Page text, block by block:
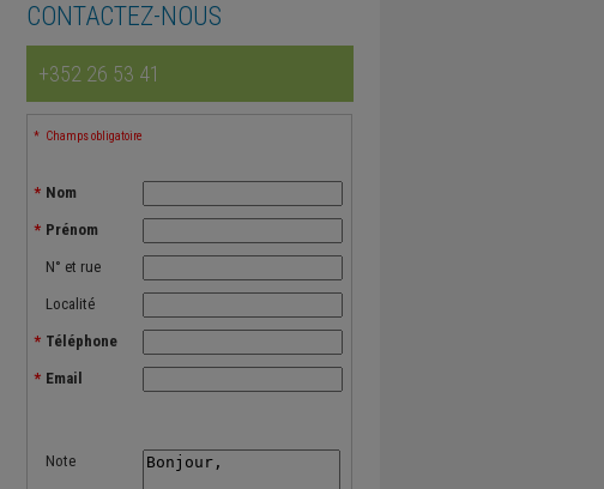
CONTACTEZ-NOUS
+352 26 53 41
Champs obligatoire
Nom
Prénom
N° et rue
Localité
Téléphone
Email
Note